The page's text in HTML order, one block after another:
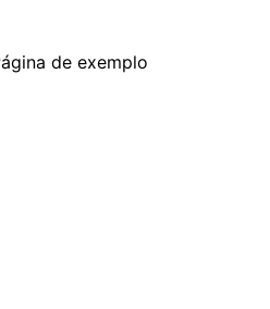
de exemplo